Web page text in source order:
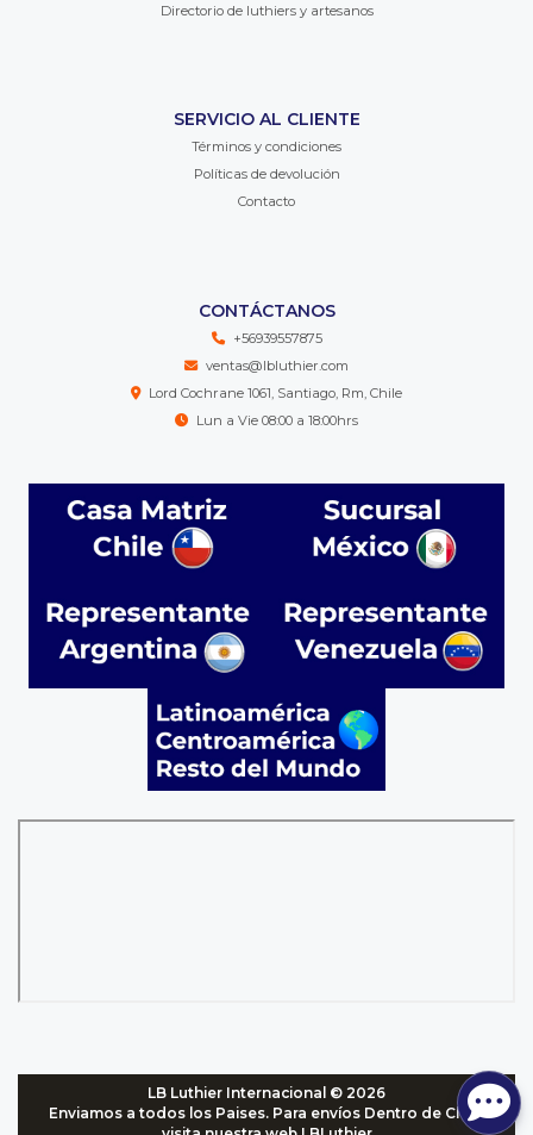
Directorio de luthiers y artesanos
SERVICIO AL CLIENTE
Términos y condiciones
Políticas de devolución
Contacto
CONTÁCTANOS
+56939557875
ventas@lbluthier.com
Lord Cochrane 1061, Santiago, Rm, Chile
Lun a Vie 08:00 a 18:00hrs
LB Luthier Internacional © 2026
Enviamos a todos los Paises. Para envíos Dentro de Chile,